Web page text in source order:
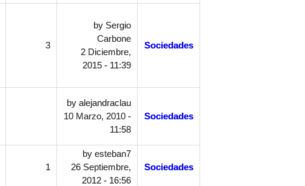
3
by Sergio
Carbone
2 Diciembre,
2015 - 11:39
Sociedades
by alejandraclau
10 Marzo, 2010 -
11:58
Sociedades
1
by esteban7
26 Septiembre,
2012 - 16:56
Sociedades